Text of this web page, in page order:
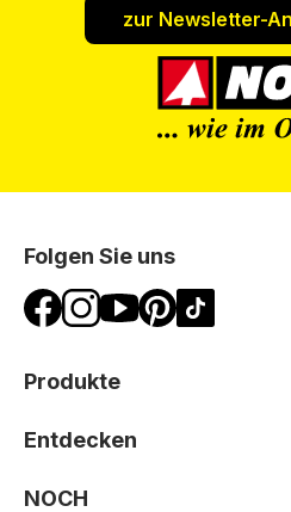
zur Newsletter-
Folgen Sie uns
Produkte
Entdecken
NOCH